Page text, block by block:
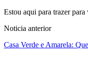
Estou aqui para trazer
Noticia anterior
Casa Verde e Amarela: